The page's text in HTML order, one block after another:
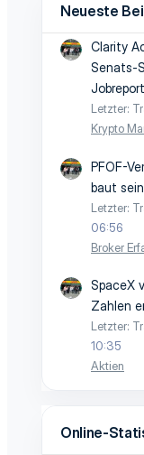
Neueste
Clarity
Senats-
Jobreport
Letzter:
Krypto
PFOF-
baut
Letzter:
06:56
Broker
SpaceX
Zahlen
Letzter:
10:35
Aktien
Online-